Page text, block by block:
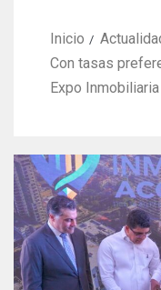
Inicio
Con tasas
Expo Inmobiliaria